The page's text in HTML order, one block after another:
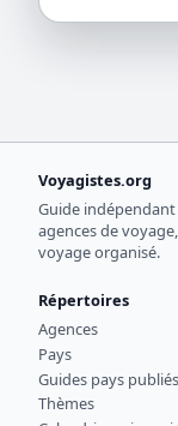
Voyagistes.org
Guide
agences de
voyage organisé.
Répertoires
Agences
Pays
Guides pays publiés
Thèmes